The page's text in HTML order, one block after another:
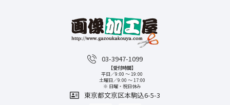
03-3947-1099
【受付時間】
平日／9:00 〜 19:00
土曜日／9:00 〜 17:00
※ 日曜・祝日休み
東京都文京区本駒込6-5-3